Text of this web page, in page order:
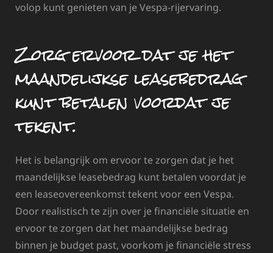
volop kunt genieten van je Vespa-rijervaring.
Zorg ervoor dat je het
maandelijkse leasebedrag
kunt betalen voordat je
tekent.
Het is belangrijk om ervoor te zorgen dat je het
maandelijkse leasebedrag kunt betalen voordat je
een leaseovereenkomst tekent voor een Vespa.
Door realistisch te zijn over je financiële situatie en
ervoor te zorgen dat het maandelijkse bedrag
binnen je budget past, voorkom je financiële stress